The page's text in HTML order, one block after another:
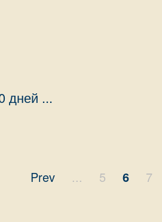
дней ...
Prev ... 5 6 7